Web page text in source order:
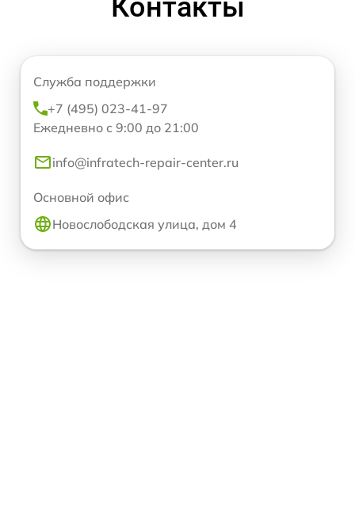
Контакты
Служба поддержки
+7 (495) 023-41-97
Ежедневно с 9:00 до 21:00
info@infratech-repair-center.ru
Основной офис
Новослободская улица, дом 4